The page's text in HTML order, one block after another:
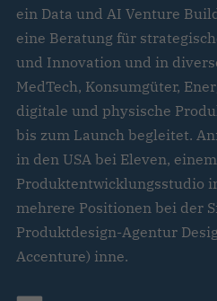
ein Data und AI Venture
eine Beratung für
und Innovation und in
MedTech, Konsumgüter,
digitale und physische
bis zum Launch begleitet.
in den USA bei Eleven, einem
Produktentwicklungsstudio
mehrere Positionen bei der
Produktdesign-Agentur
Accenture) inne.